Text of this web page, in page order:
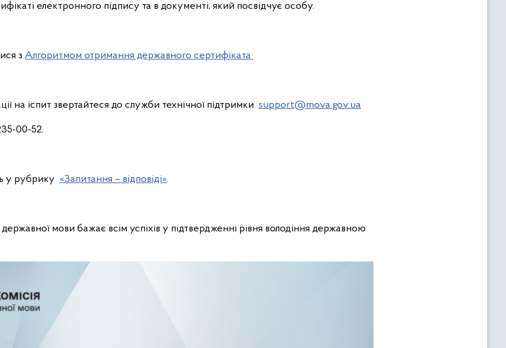
електронного підпису та в документі, який посвідчує особу.
з Алгоритмом отримання державного сертифіката
на іспит звертайтеся до служби технічної підтримки support@mova.gov.ua
00-52.
у рубрику «Запитання – відповіді».
державної мови бажає всім успіхів у підтвердженні рівня володіння державною